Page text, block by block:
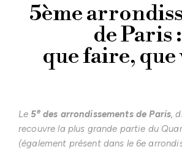
5ème
de Paris :
que faire, que
Le5edes arrondissements de Paris,
recouvre la plus grande partie du
(également présent dans le 6e